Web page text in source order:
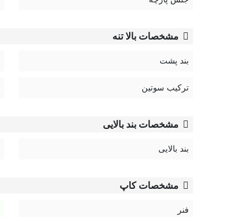
مشخصات بالا تنه
بند پشت
ترکیب سوتین
مشخصات بند بالایی
بند بالایی
مشخصات کاپ
فنر